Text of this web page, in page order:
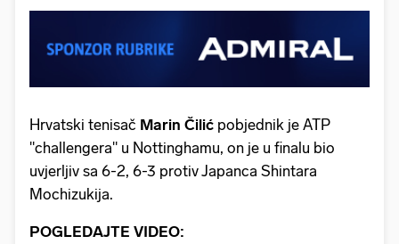
Hrvatski tenisač Marin Čilić pobjednik je ATP
"challengera" u Nottinghamu, on je u finalu bio
uvjerljiv sa 6-2, 6-3 protiv Japanca Shintara
Mochizukija.
POGLEDAJTE VIDEO: